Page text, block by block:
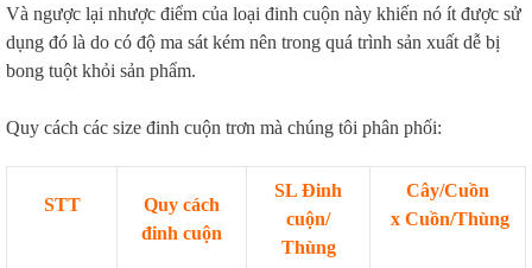
Và ngược lại nhược điểm của loại đinh cuộn này khiến nó ít được sử
dụng đó là do có độ ma sát kém nên trong quá trình sản xuất dễ bị
bong tuột khỏi sản phẩm.
Quy cách các size đinh cuộn trơn mà chúng tôi phân phối:
STT
Quy cách
đinh cuộn
SL Đinh
cuộn/
Thùng
Cây/Cuồn
x Cuồn/Thùng